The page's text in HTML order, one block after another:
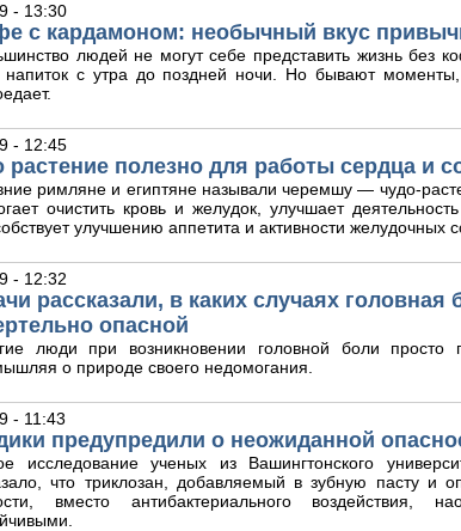
- 13:30
с кардамоном: необычный вкус
людей не могут себе представить жизнь без
напиток с утра до поздней ночи. Но бывают
- 12:45
растение полезно для работы сердца и
римляне и египтяне называли черемшу — чудо-
очистить кровь и желудок, улучшает
улучшению аппетита и активности желудочных
- 12:32
рассказали, в каких случаях
опасной
люди при возникновении головной боли просто
о природе своего недомогания.
- 11:43
предупредили о неожиданной
исследование ученых из Вашингтонского
что триклозан, добавляемый в зубную пасту и
вместо антибактериального воздействия,